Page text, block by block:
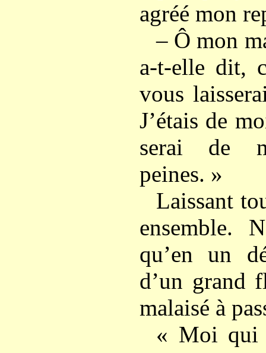
agréé mon
– Ô mon
a-t-elle dit,
vous
J’étais de
serai de
peines. »
Laissant
ensemble.
qu’en un
d’un grand
malaisé à
« Moi qui